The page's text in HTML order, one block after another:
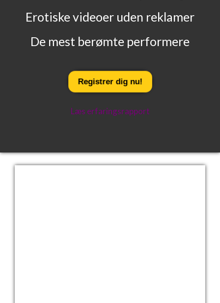
Erotiske videoer uden reklamer
De mest berømte performere
Registrer dig nu!
Læs erfaringsrapport